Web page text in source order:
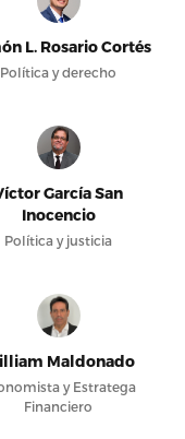
L. Rosario Cortés
Política y derecho
García San
Inocencio
Política y justicia
Maldonado
y Estratega
Financiero